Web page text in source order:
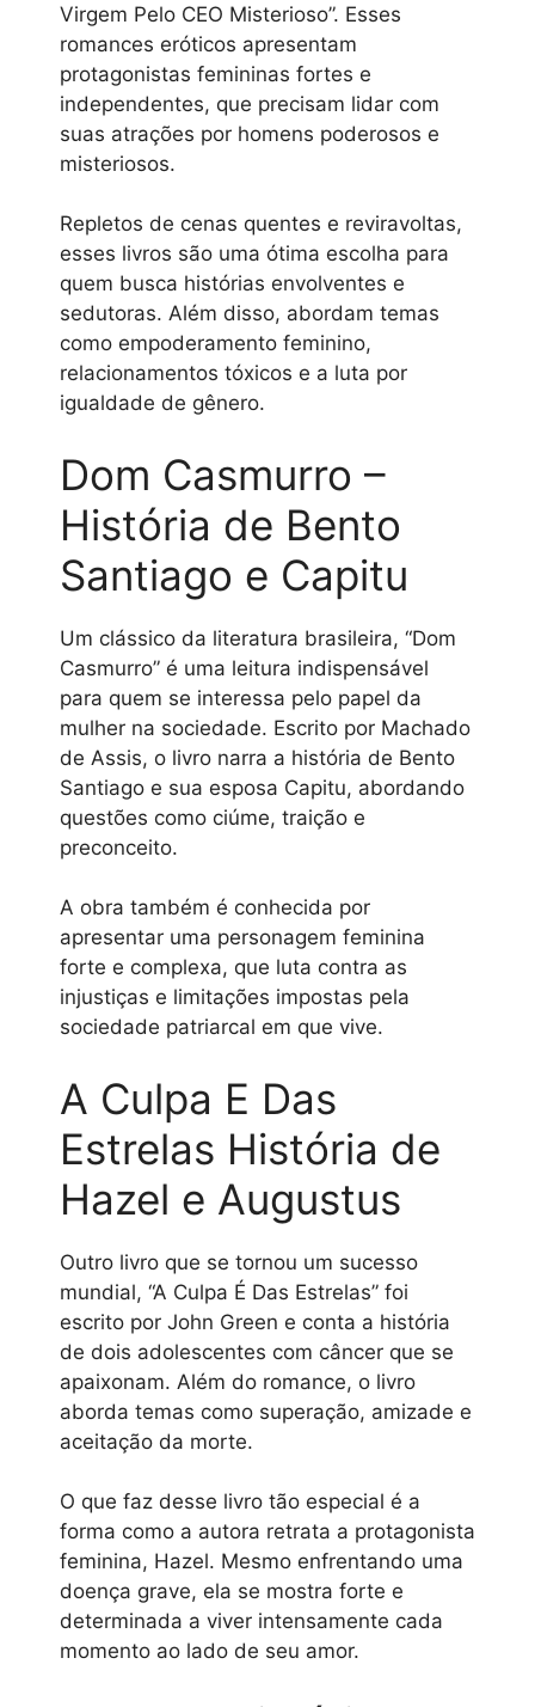
Virgem Pelo CEO Misterioso”. Esses
romances eróticos apresentam
protagonistas femininas fortes e
independentes, que precisam lidar com
suas atrações por homens poderosos e
misteriosos.
Repletos de cenas quentes e reviravoltas,
esses livros são uma ótima escolha para
quem busca histórias envolventes e
sedutoras. Além disso, abordam temas
como empoderamento feminino,
relacionamentos tóxicos e a luta por
igualdade de gênero.
Dom Casmurro –
História de Bento
Santiago e Capitu
Um clássico da literatura brasileira, “Dom
Casmurro” é uma leitura indispensável
para quem se interessa pelo papel da
mulher na sociedade. Escrito por Machado
de Assis, o livro narra a história de Bento
Santiago e sua esposa Capitu, abordando
questões como ciúme, traição e
preconceito.
A obra também é conhecida por
apresentar uma personagem feminina
forte e complexa, que luta contra as
injustiças e limitações impostas pela
sociedade patriarcal em que vive.
A Culpa E Das
Estrelas História de
Hazel e Augustus
Outro livro que se tornou um sucesso
mundial, “A Culpa É Das Estrelas” foi
escrito por John Green e conta a história
de dois adolescentes com câncer que se
apaixonam. Além do romance, o livro
aborda temas como superação, amizade e
aceitação da morte.
O que faz desse livro tão especial é a
forma como a autora retrata a protagonista
feminina, Hazel. Mesmo enfrentando uma
doença grave, ela se mostra forte e
determinada a viver intensamente cada
momento ao lado de seu amor.